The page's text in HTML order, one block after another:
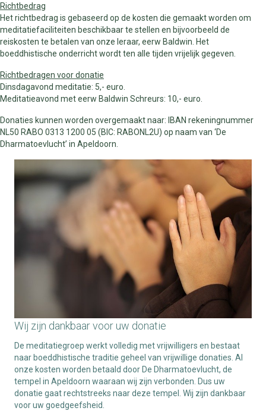
Richtbedrag
Het richtbedrag is gebaseerd op de kosten die gemaakt worden om
meditatiefaciliteiten beschikbaar te stellen en bijvoorbeeld de
reiskosten te betalen van onze leraar, eerw Baldwin. Het
boeddhistische onderricht wordt ten alle tijden vrijelijk gegeven.
Richtbedragen voor donatie
Dinsdagavond meditatie: 5,- euro.
Meditatieavond met eerw Baldwin Schreurs: 10,- euro.
Donaties kunnen worden overgemaakt naar: IBAN rekeningnummer
NL50 RABO 0313 1200 05 (BIC: RABONL2U) op naam van ‘De
Dharmatoevlucht’ in Apeldoorn.
Wij zijn dankbaar voor uw donatie
De meditatiegroep werkt volledig met vrijwilligers en bestaat
naar boeddhistische traditie geheel van vrijwillige donaties. Al
onze kosten worden betaald door De Dharmatoevlucht, de
tempel in Apeldoorn waaraan wij zijn verbonden. Dus uw
donatie gaat rechtstreeks naar deze tempel. Wij zijn dankbaar
voor uw goedgeefsheid.